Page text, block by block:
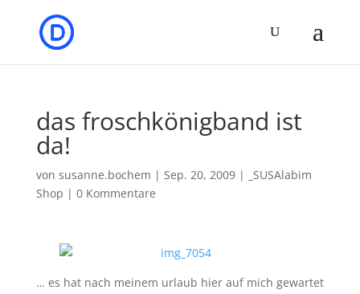
das froschkönigband ist
da!
von susanne.bochem | Sep. 20, 2009|
_SUSAlabim
Shop | 0 Kommentare
… es hat nach meinem urlaub hier auf mich gewartet